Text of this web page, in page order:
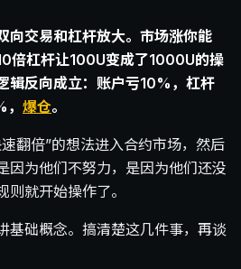
向交易和杠杆放大。市场涨你能
倍杠杆让100U变成了1000U的操
辑反向成立：账户亏10%，杠杆
爆仓。
翻倍”的想法进入合约市场，然后
因为他们不努力，是因为他们还没
就开始操作了。
基础概念。搞清楚这几件事，再谈